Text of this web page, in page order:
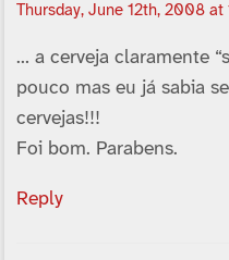
Thursday, June 12th, 2008 at
… a cerveja claramente
pouco mas eu já sabia
cervejas!!!
Foi bom. Parabens.
Reply